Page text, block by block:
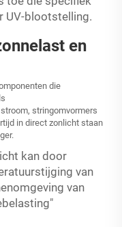
UV-blootstelling.
en
die
stringomvormers
in direct zonlicht staan
kan door
van
van